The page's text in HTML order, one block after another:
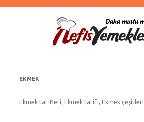
EKMEK
Ekmek tarifleri, Ekmek tarifi, Ekmek çeşitleri